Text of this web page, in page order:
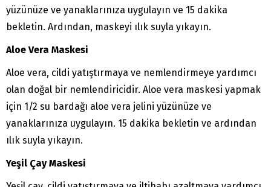
yüzünüze ve yanaklarınıza uygulayın ve 15 dakika
bekletin. Ardından, maskeyi ılık suyla yıkayın.
Aloe Vera Maskesi
Aloe vera, cildi yatıştırmaya ve nemlendirmeye yardımcı
olan doğal bir nemlendiricidir. Aloe vera maskesi yapmak
için 1/2 su bardağı aloe vera jelini yüzünüze ve
yanaklarınıza uygulayın. 15 dakika bekletin ve ardından
ılık suyla yıkayın.
Yeşil Çay Maskesi